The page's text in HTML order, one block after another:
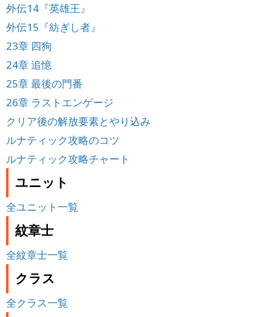
外伝14『英雄王』
外伝15『紡ぎし者』
23章 四狗
24章 追憶
25章 最後の門番
26章 ラストエンゲージ
クリア後の解放要素とやり込み
ルナティック攻略のコツ
ルナティック攻略チャート
ユニット
全ユニット一覧
紋章士
全紋章士一覧
クラス
全クラス一覧